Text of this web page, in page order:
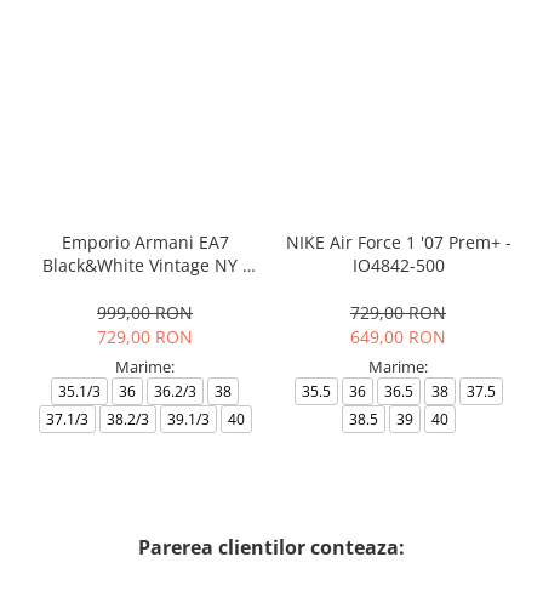
Emporio Armani EA7
Black&White Vintage NY -
999,00 RON
729,00 RON
Marime:
35.1/3 36 36.2/3
38
37.1/3
38.2/3 39.1/3 40
NIKE Air Force 1 '07 Prem+ -
IO4842-500
729,00 RON
649,00 RON
Marime:
35.5 36 36.5 38
37.5
38.5
39 40
Parerea clientilor conteaza: